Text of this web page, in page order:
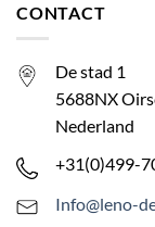
CONTACT
De stad 1
5688NX
Nederland
+31(0)499-
Info@leno-